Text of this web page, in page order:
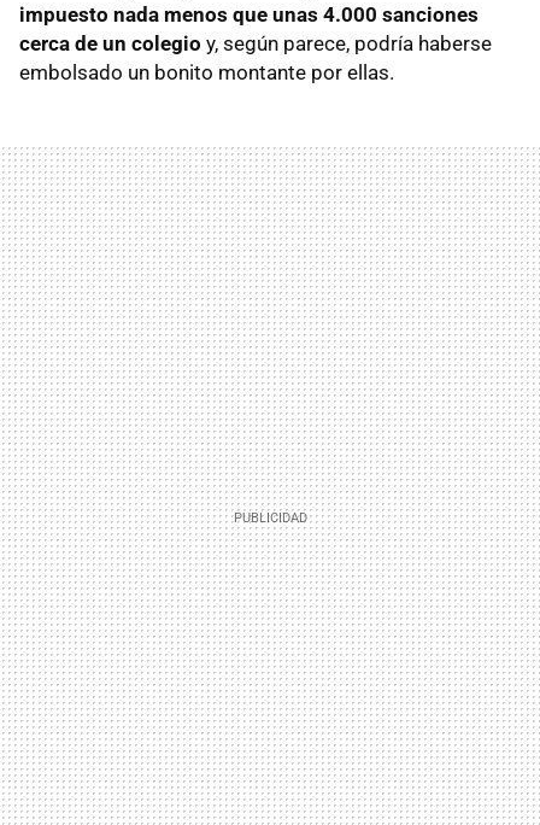
impuesto nada menos que unas 4.000 sanciones
cerca de un colegio y, según parece, podría haberse
embolsado un bonito montante por ellas.